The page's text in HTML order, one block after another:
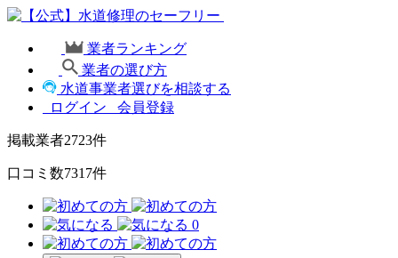
業者ランキング
業者の選び方
水道事業者選びを相談する
ログイン
会員登録
掲載業者2723件
口コミ数7317件
0